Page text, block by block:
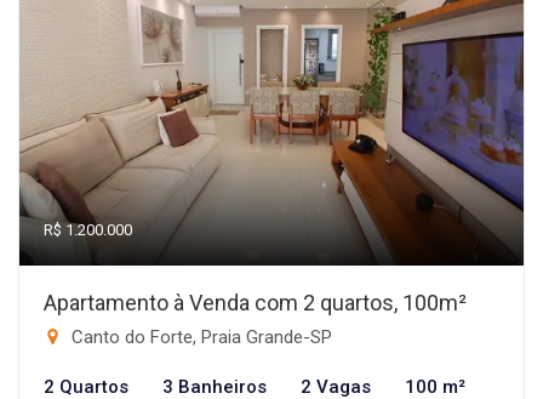
R$ 1.200.000
Apartamento à Venda com 2 quartos, 100m²
Canto do Forte, Praia Grande-SP
2 Quartos 3 Banheiros 2 Vagas 100 m²